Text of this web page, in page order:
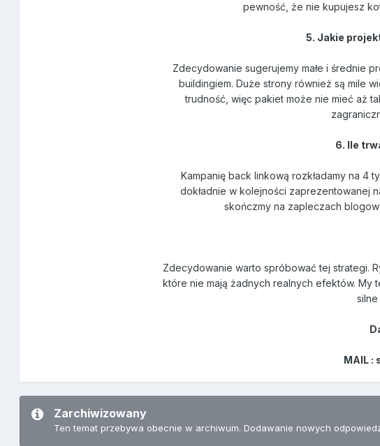
pewność, że nie kupujesz
5. Jakie
Zdecydowanie sugerujemy małe i średnie
buildingiem. Duże strony również są mile
trudność, więc pakiet może nie mieć aż
6. Ile
Kampanię back linkową rozkładamy na 4
dokładnie w kolejności zaprezentowanej
skończmy na zapleczach
Zdecydowanie warto spróbować tej strategi.
które nie mają żadnych realnych efektów. My
MAIL :
Zarchiwizowany
Ten temat przebywa obecnie w archiwum. Dodawanie nowych